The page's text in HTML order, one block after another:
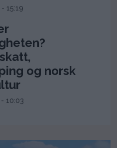
15:19
og norsk
10:03